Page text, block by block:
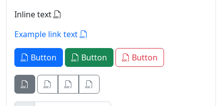
Inline text
Example link text
Button Button Button
ButtonButtonButton